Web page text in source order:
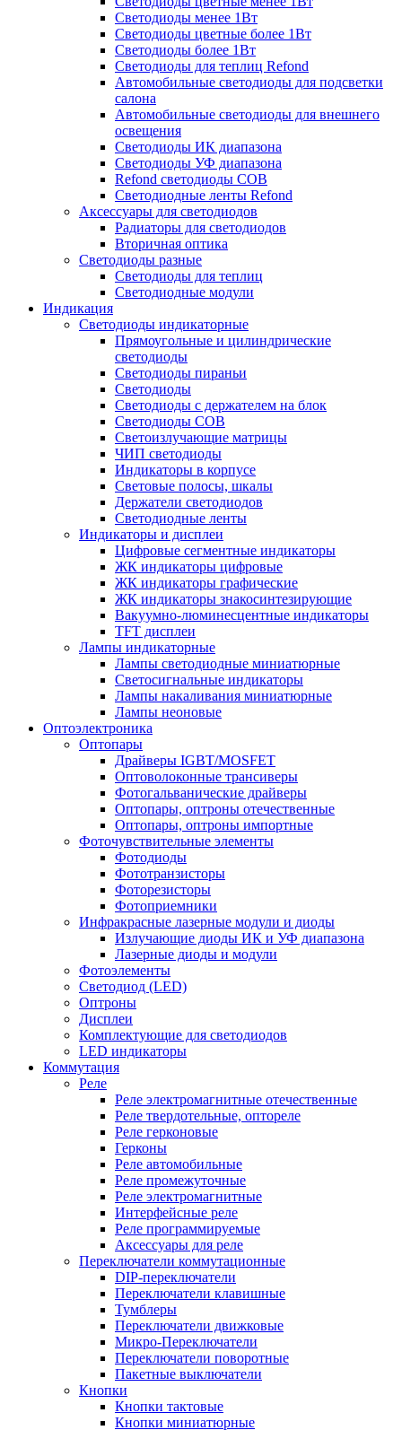
Светодиоды менее 1Вт
Светодиоды цветные более 1Вт
Светодиоды более 1Вт
Светодиоды для теплиц Refond
Автомобильные светодиоды для подсветки
салона
Автомобильные светодиоды для внешнего
освещения
Светодиоды ИК диапазона
Светодиоды УФ диапазона
Refond светодиоды COB
Светодиодные ленты Refond
Аксессуары для светодиодов
Радиаторы для светодиодов
Вторичная оптика
Светодиоды разные
Светодиоды для теплиц
Светодиодные модули
Индикация
Светодиоды индикаторные
Прямоугольные и цилиндрические
светодиоды
Светодиоды пираньи
Светодиоды
Светодиоды с держателем на блок
Светодиоды COB
Светоизлучающие матрицы
ЧИП светодиоды
Индикаторы в корпусе
Световые полосы, шкалы
Держатели светодиодов
Светодиодные ленты
Индикаторы и дисплеи
Цифровые сегментные индикаторы
ЖК индикаторы цифровые
ЖК индикаторы графические
ЖК индикаторы знакосинтезирующие
Вакуумно-люминесцентные индикаторы
TFT дисплеи
Лампы индикаторные
Лампы светодиодные миниатюрные
Светосигнальные индикаторы
Лампы накаливания миниатюрные
Лампы неоновые
Оптоэлектроника
Оптопары
Драйверы IGBT/MOSFET
Оптоволоконные трансиверы
Фотогальванические драйверы
Оптопары, оптроны отечественные
Оптопары, оптроны импортные
Фоточувствительные элементы
Фотодиоды
Фототранзисторы
Фоторезисторы
Фотоприемники
Инфракрасные лазерные модули и диоды
Излучающие диоды ИК и УФ диапазона
Лазерные диоды и модули
Фотоэлементы
Светодиод (LED)
Оптроны
Дисплеи
Комплектующие для светодиодов
LED индикаторы
Коммутация
Реле
Реле электромагнитные отечественные
Реле твердотельные, оптореле
Реле герконовые
Герконы
Реле автомобильные
Реле промежуточные
Реле электромагнитные
Интерфейсные реле
Реле программируемые
Аксессуары для реле
Переключатели коммутационные
DIP-переключатели
Переключатели клавишные
Тумблеры
Переключатели движковые
Микро-Переключатели
Переключатели поворотные
Пакетные выключатели
Кнопки
Кнопки тактовые
Кнопки миниатюрные